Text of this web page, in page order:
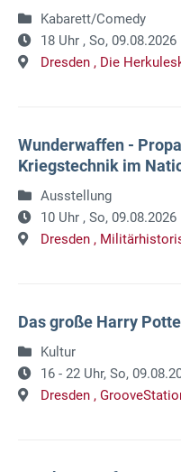
Kabarett/Comedy
18 Uhr , So, 09.08.2026
Dresden , Die
Wunderwaffen -
Kriegstechnik im
Ausstellung
10 Uhr , So, 09.08.2026
Dresden ,
Das große Harry
Kultur
16 - 22 Uhr, So,
Dresden ,